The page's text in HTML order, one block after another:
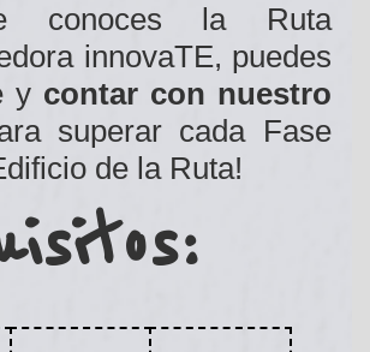
conoces la Ruta
innovaTE, puedes
y contar con nuestro
superar cada Fase
de la Ruta!